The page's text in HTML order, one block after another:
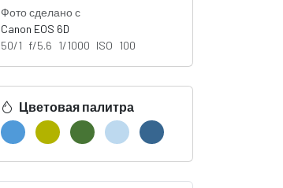
Фото сделано с
Canon EOS 6D
50/1 f/5.6 1/1000 ISO 100
Цветовая палитра